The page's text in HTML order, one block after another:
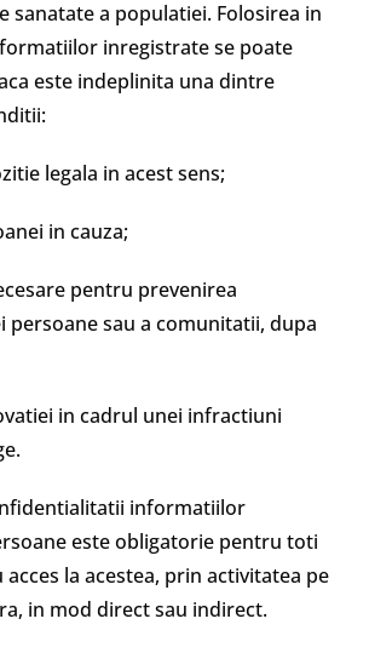
sanatate a populatiei. Folosirea in
inregistrate se poate
este indeplinita una dintre
legala in acest sens;
in cauza;
pentru prevenirea
persoane sau a comunitatii, dupa
in cadrul unei infractiuni
informatiilor
este obligatorie pentru toti
la acestea, prin activitatea pe
in mod direct sau indirect.